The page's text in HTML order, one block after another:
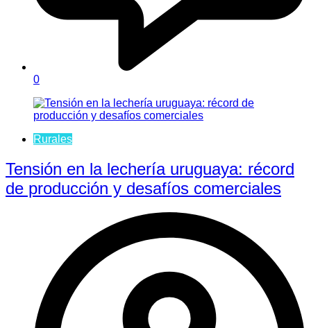
0
Rurales
Tensión en la lechería uruguaya: récord
de producción y desafíos comerciales